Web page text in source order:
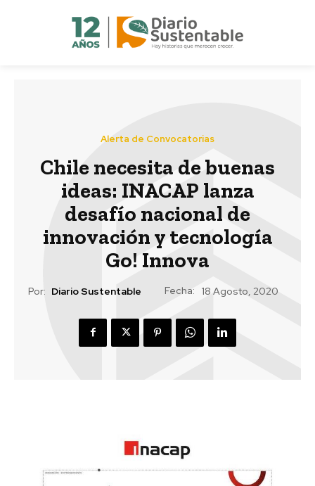
Alerta de Convocatorias
Chile necesita de buenas
ideas: INACAP lanza
desafío nacional de
innovación y tecnología
Go! Innova
Por: Diario Sustentable Fecha: 18 Agosto, 2020